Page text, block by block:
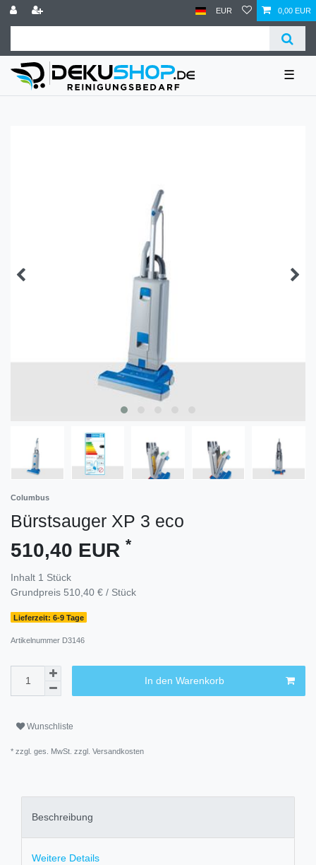
EUR 0,00 EUR
☰
Columbus
Bürstsauger XP 3 eco
510,40 EUR *
Inhalt 1 Stück
Grundpreis 510,40 € / Stück
Lieferzeit: 6-9 Tage
Artikelnummer D3146
In den Warenkorb
Wunschliste
* zzgl. ges. MwSt. zzgl. Versandkosten
Beschreibung
Weitere Details